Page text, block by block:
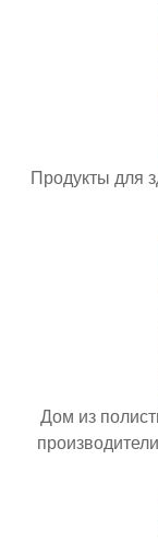
Продукты для
Дом из